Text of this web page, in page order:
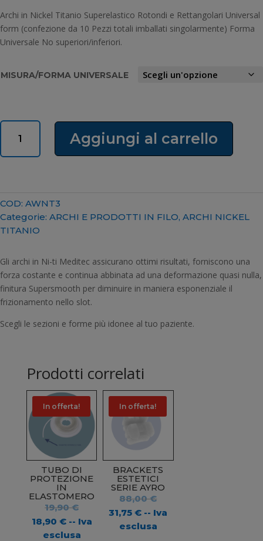
originale
era:
43,40 €.
attuale
è:
12,75 €.
Archi in Nickel Titanio Superelastico Rotondi e Rettangolari Universal
form (confezione da 10 Pezzi totali imballati singolarmente) Forma
Universale No superiori/inferiori.
MISURA/FORMA UNIVERSALE
ARCHI
ROTONDI
FORM
quantità
Aggiungi al carrello
COD: AWNT3
Categorie: ARCHI E PRODOTTI IN FILO, ARCHI NICKEL
TITANIO
Gli archi in Ni-ti Meditec assicurano ottimi risultati, forniscono una
forza costante e continua abbinata ad una deformazione quasi nulla,
finitura Supersmooth per diminuire in maniera esponenziale il
frizionamento nello slot.
Scegli le sezioni e forme più idonee al tuo paziente.
Prodotti correlati
In offerta!
TUBO DI
PROTEZIONE
IN
ELASTOMERO
19,90€Il
prezzo
originale
18,90 €Il
prezzo
-- Iva
esclusa
In offerta!
BRACKETS
ESTETICI
SERIE AYRO
88,00€Il
prezzo
originale
31,75€Il
prezzo
-- Iva
esclusa